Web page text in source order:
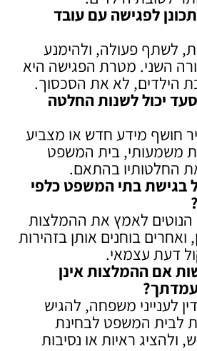
לפגישה עם עובד
לשתף פעולה, ולהימנע
השני. מטרת הפגישה היא
הילדים, לא את הסכסוך.
יכול לשנות החלטה
חושף מידע חדש או מצביע
משמעותי, בית המשפט
החלטותיו בהתאם.
בגישת בתי המשפט כלפי
?
הנוטים לאמץ את ההמלצות
בוחנים אותן בזהירות
דעת עצמאי.
אם ההמלצות אינן
?
לענייני משפחה, להגיש
לבית המשפט לבחינת
ולהציג ראיות או נסיבות